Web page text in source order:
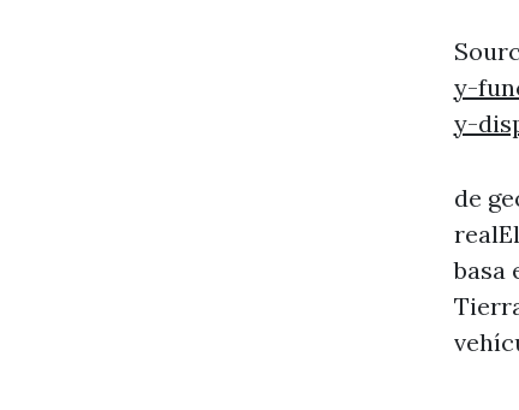
y-
y-
de
basa